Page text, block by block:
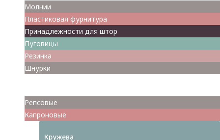
Молнии
Пластиковая фурнитура
Принадлежности для штор
Пуговицы
Резинка
Шнурки
Репсовые
Капроновые
Кружева